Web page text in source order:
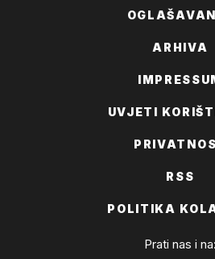
ARHIVA
UVJETI
RSS
POLITIKA
Prati nas i na: